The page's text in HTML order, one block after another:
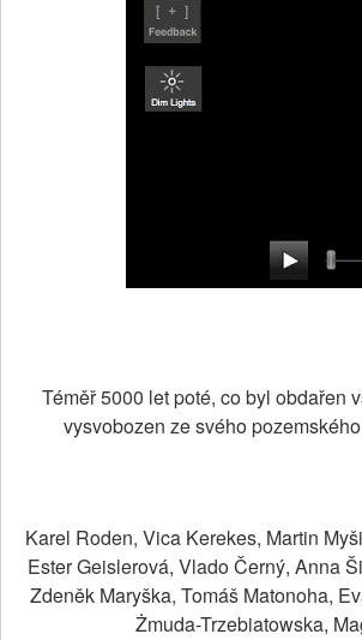
Téměř 5000 let poté, co byl obdařen
vysvobozen ze svého
Karel Roden, Vica Kerekes, Martin
Ester Geislerová, Vlado Černý, Anna
Zdeněk Maryška, Tomáš Matonoha,
Żmuda-Trzebiatowska,